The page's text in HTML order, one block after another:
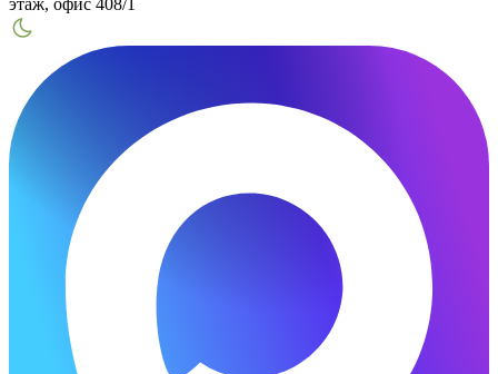
этаж, офис 408/1